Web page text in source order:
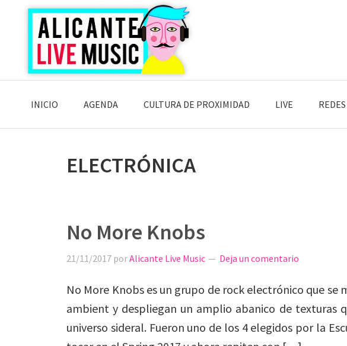
Saltar
navegación
principal
Saltar
contenido
principal
Saltar
lateral
principalINICIO AGENDA CULTURA DE PROXIMIDAD LIVE
ELECTRÓNICA
No More Knobs
21/11/2017 porAlicante Live Music Deja un comentario
No More Knobs es un grupo de rock electrónico que se
ambient y despliegan un amplio abanico de texturas
universo sideral. Fueron uno de los 4 elegidos por la